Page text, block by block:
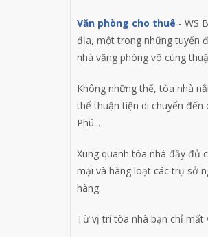
Văn phòng cho thuê - WS
địa, một trong những tuyến
nhà văng phòng vô cùng
Không những thế, tòa nhà
thể thuận tiện di chuyển đến
Phú...
Xung quanh tòa nhà đầy đủ
mại và hàng loạt các trụ sở
hàng.
Từ vị trí tòa nhà bạn chỉ mất